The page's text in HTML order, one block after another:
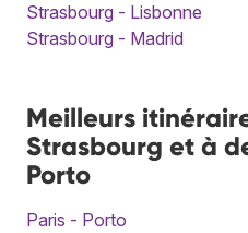
Strasbourg - Lisbonne
Strasbourg - Madrid
Meilleurs
Strasbourg et à
Porto
Paris - Porto